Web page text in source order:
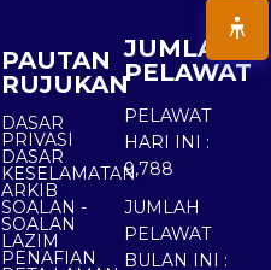
PAUTAN
RUJUKAN
DASAR
PRIVASI
DASAR
KESELAMATAN
ARKIB
SOALAN -
SOALAN
LAZIM
PENAFIAN
JUMLAH
PELAWAT
PELAWAT
HARI INI :
9,788
JUMLAH
PELAWAT
BULAN INI :